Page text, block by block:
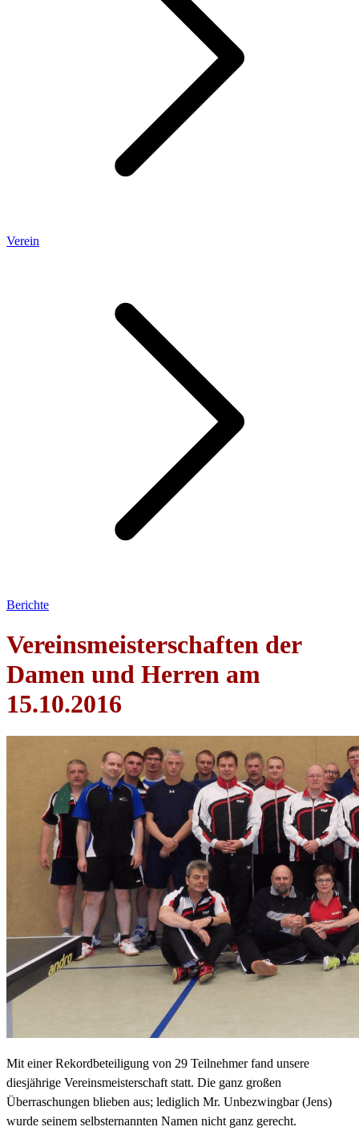
Verein
Berichte
Vereinsmeisterschaften der
Damen und Herren am
15.10.2016
Mit einer Rekordbeteiligung von 29 Teilnehmer fand unsere
diesjährige Vereinsmeisterschaft statt. Die ganz großen
Überraschungen blieben aus; lediglich Mr. Unbezwingbar (Jens)
wurde seinem selbsternannten Namen nicht ganz gerecht.